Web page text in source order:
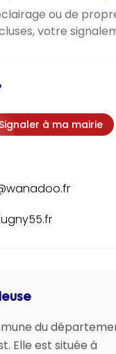
ou de
votre
Signaler à ma mairie
du
Elle est située à